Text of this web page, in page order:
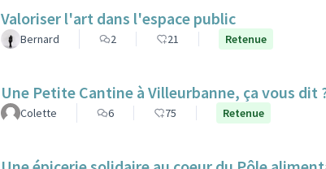
Valoriser l'art dans l'espace public
Bernard 2 21 Retenue
Une Petite Cantine à Villeurbanne, ça vous dit
Colette 6 75 Retenue